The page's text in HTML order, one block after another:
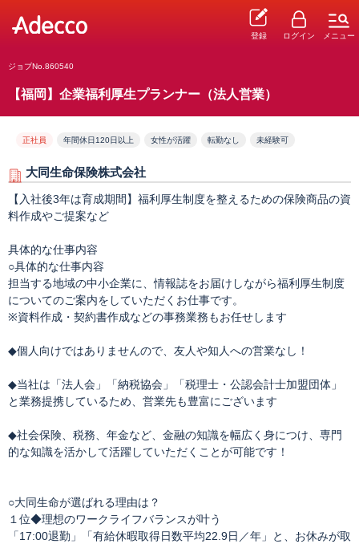
登録 ログイン メニュー
ジョブNo.860540
【福岡】企業福利厚生プランナー（法人営業）
正社員 年間休日120日以上 女性が活躍 転勤なし 未経験可
大同生命保険株式会社
【入社後3年は育成期間】福利厚生制度を整えるための保険商品の資
料作成やご提案など
具体的な仕事内容
○具体的な仕事内容
担当する地域の中小企業に、情報誌をお届けしながら福利厚生制度
についてのご案内をしていただくお仕事です。
※資料作成・契約書作成などの事務業務もお任せします
◆個人向けではありませんので、友人や知人への営業なし！
◆当社は「法人会」「納税協会」「税理士・公認会計士加盟団体」
と業務提携しているため、営業先も豊富にございます
◆社会保険、税務、年金など、金融の知識を幅広く身につけ、専門
的な知識を活かして活躍していただくことが可能です！
○大同生命が選ばれる理由は？
１位◆理想のワークライフバランスが叶う
「17:00退勤」「有給休暇取得日数平均22.9日／年」と、お休みが取